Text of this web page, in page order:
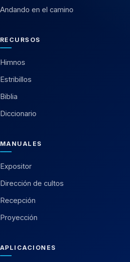
Andando en el camino
RECURSOS
Himnos
Estribillos
Biblia
Diccionario
MANUALES
Expositor
Dirección de cultos
Recepción
Proyección
APLICACIONES